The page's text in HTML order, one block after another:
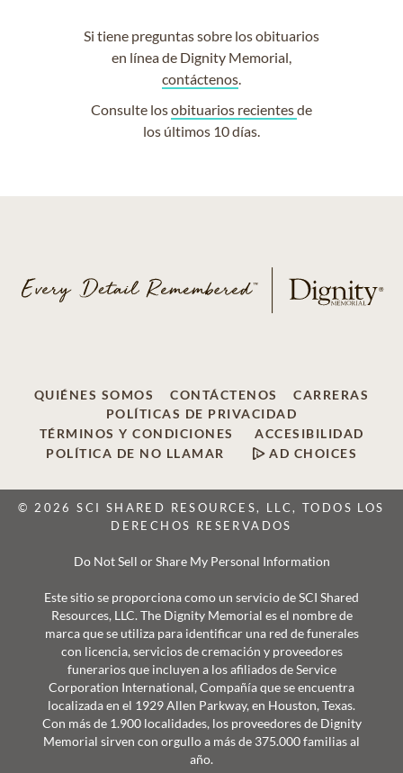
Si tiene preguntas sobre los obituarios
en línea de Dignity Memorial,
contáctenos.
Consulte losobituarios recientesde
los últimos 10 días.
QUIÉNES SOMOS CONTÁCTENOS
CARRERAS
POLÍTICAS DE PRIVACIDAD
TÉRMINOS Y CONDICIONES
ACCESIBILIDAD
POLÍTICA DE NO LLAMAR
AD CHOICES
© 2026 SCI SHARED RESOURCES, LLC, TODOS LOS
DERECHOS RESERVADOS
Do Not Sell or Share My Personal Information
Este sitio se proporciona como un servicio de SCI Shared
Resources, LLC. The Dignity Memorial es el nombre de
marca que se utiliza para identificar una red de funerales
con licencia, servicios de cremación y proveedores
funerarios que incluyen a los afiliados de Service
Corporation International, Compañía que se encuentra
localizada en el 1929 Allen Parkway, en Houston, Texas.
Con más de 1.900 localidades, los proveedores de Dignity
Memorial sirven con orgullo a más de 375.000 familias al
año.